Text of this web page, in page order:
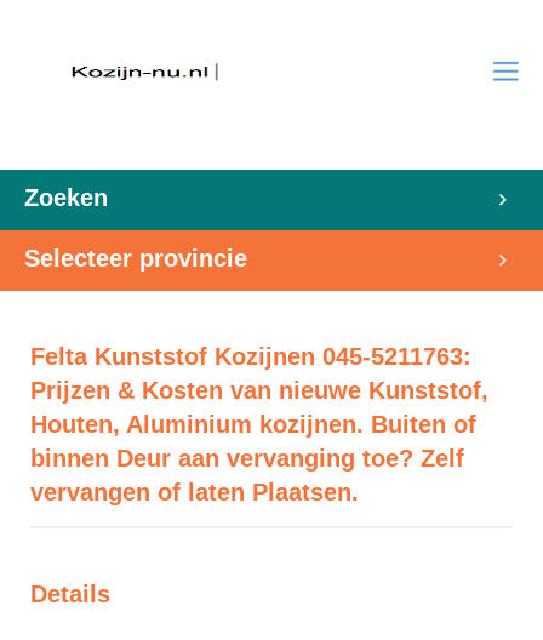
Zoeken
Selecteer provincie
Felta Kunststof Kozijnen 045-5211763:
Prijzen & Kosten van nieuwe Kunststof,
Houten, Aluminium kozijnen. Buiten of
binnen Deur aan vervanging toe? Zelf
vervangen of laten Plaatsen.
Details